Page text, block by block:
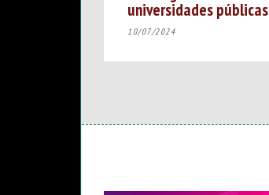
universidades públicas
10/07/2024